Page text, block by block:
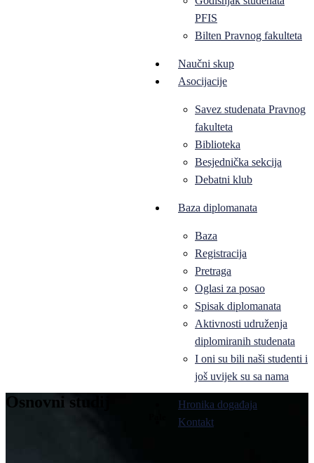
PFIS
Bilten Pravnog fakulteta
Naučni skup
Asocijacije
Savez studenata Pravnog
fakulteta
Biblioteka
Besjednička sekcija
Debatni klub
Baza diplomanata
Baza
Registracija
Pretraga
Oglasi za posao
Spisak diplomanata
Aktivnosti udruženja
diplomiranih studenata
I oni su bili naši studenti i
još uvijek su sa nama
Hronika događaja
Kontakt
Osnovni studij